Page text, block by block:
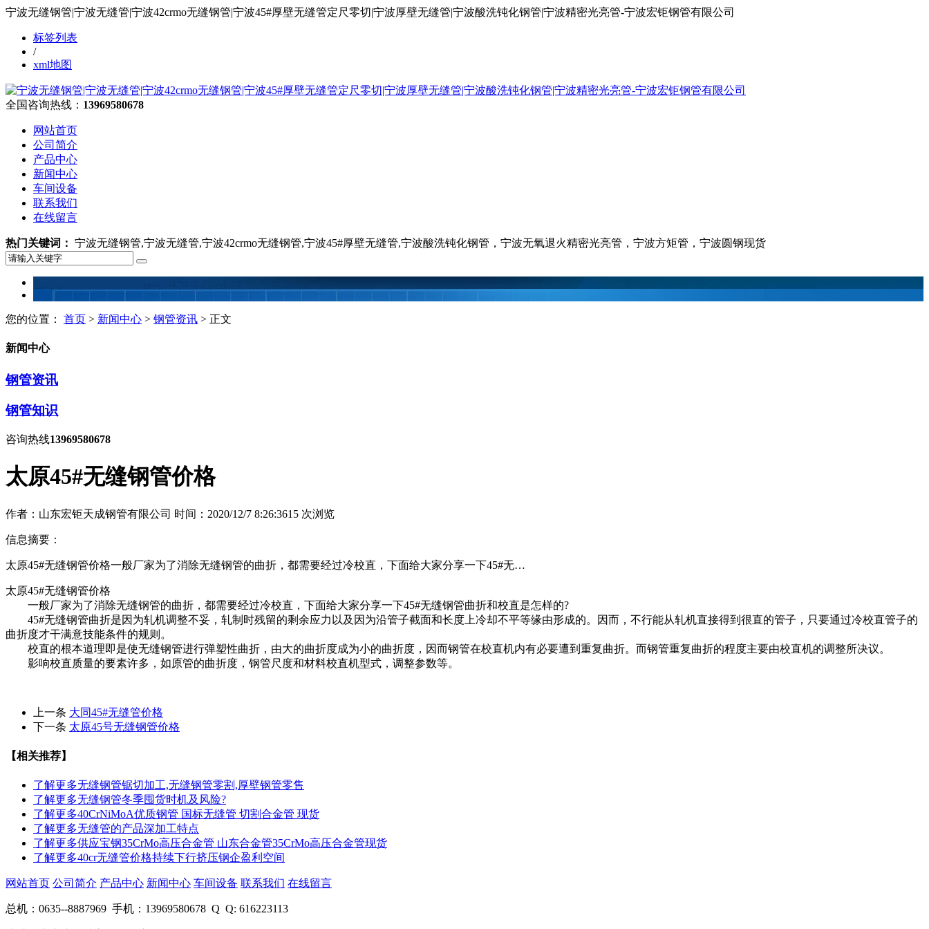
宁波无缝钢管|宁波无缝管|宁波42crmo无缝钢管|宁波45#厚壁无缝管定尺零切|宁波厚壁无缝管|宁波酸洗钝化钢管|宁波精密光亮管-宁波宏钜钢管有限公司
标签列表
/
xml地图
全国咨询热线： 13969580678
网站首页
公司简介
产品中心
新闻中心
车间设备
联系我们
在线留言
热门关键词： 宁波无缝钢管,宁波无缝管,宁波42crmo无缝钢管,宁波45#厚壁无缝管,宁波酸洗钝化钢管，宁波无氧退火精密光亮管，宁波方矩管，宁波圆钢现货
您的位置： 首页 > 新闻中心 > 钢管资讯 > 正文
新闻中心
钢管资讯
钢管知识
咨询热线13969580678
太原45#无缝钢管价格
作者：山东宏钜天成钢管有限公司 时间：2020/12/7 8:26:3615 次浏览
信息摘要：
太原45#无缝钢管价格一般厂家为了消除无缝钢管的曲折，都需要经过冷校直，下面给大家分享一下45#无…
太原45#无缝钢管价格
一般厂家为了消除无缝钢管的曲折，都需要经过冷校直，下面给大家分享一下45#无缝钢管曲折和校直是怎样的?
45#无缝钢管曲折是因为轧机调整不妥，轧制时残留的剩余应力以及因为沿管子截面和长度上冷却不平等缘由形成的。因而，不行能从轧机直接得到很直的管子，只要通过冷校直管子的
曲折度才干满意技能条件的规则。
校直的根本道理即是使无缝钢管进行弹塑性曲折，由大的曲折度成为小的曲折度，因而钢管在校直机内有必要遭到重复曲折。而钢管重复曲折的程度主要由校直机的调整所决议。
影响校直质量的要素许多，如原管的曲折度，钢管尺度和材料校直机型式，调整参数等。
上一条 大同45#无缝管价格
下一条 太原45号无缝钢管价格
【相关推荐】
了解更多无缝钢管锯切加工,无缝钢管零割,厚壁钢管零售
了解更多无缝钢管冬季囤货时机及风险?
了解更多40CrNiMoA优质钢管 国标无缝管 切割合金管 现货
了解更多无缝管的产品深加工特点
了解更多供应宝钢35CrMo高压合金管 山东合金管35CrMo高压合金管现货
了解更多40cr无缝管价格持续下行挤压钢企盈利空间
网站首页 公司简介 产品中心 新闻中心 车间设备 联系我们 在线留言
总机：0635--8887969 手机：13969580678 Q Q: 616223113